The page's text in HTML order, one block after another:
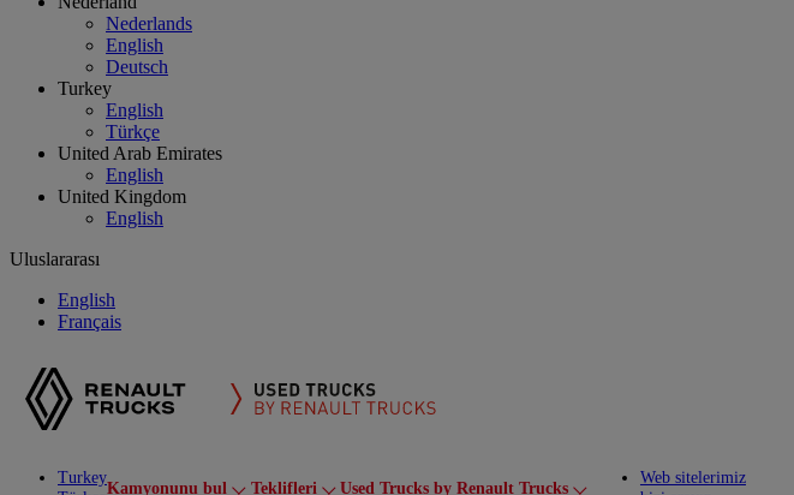
Nederlands
English
Deutsch
Turkey
English
Türkçe
United Arab Emirates
English
United Kingdom
English
Uluslararası
English
Français
Turkey
Kamyonunu bul Teklifleri Used Trucks by Renault Trucks
Web sitelerimiz